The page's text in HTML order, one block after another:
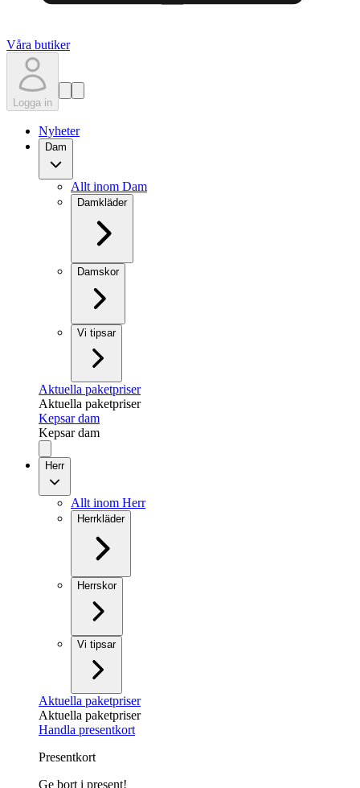
Våra butiker
Logga in
Nyheter
Dam
Allt inom Dam
Damkläder
Damskor
Vi tipsar
Aktuella paketpriser
Aktuella paketpriser
Kepsar dam
Kepsar dam
Herr
Allt inom Herr
Herrkläder
Herrskor
Vi tipsar
Aktuella paketpriser
Aktuella paketpriser
Handla presentkort
Presentkort
Ge bort i present!